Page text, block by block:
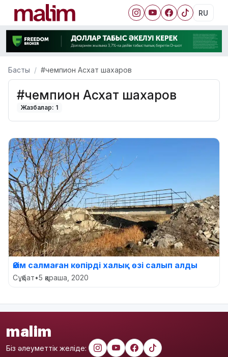
RU
Басты #чемпион Асхат шахаров
#чемпион Асхат шахаров
Жазбалар: 1
Әкім салмаған көпірді халық өзі салып алды
Сұқбат•5 қараша, 2020
malim
Біз әлеуметтік желіде: